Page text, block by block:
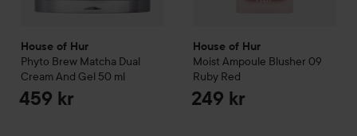
House of Hur
Phyto Brew Matcha Dual
Cream And Gel 50 ml
459 kr
House of Hur
Moist Ampoule Blusher 09
Ruby Red
249 kr